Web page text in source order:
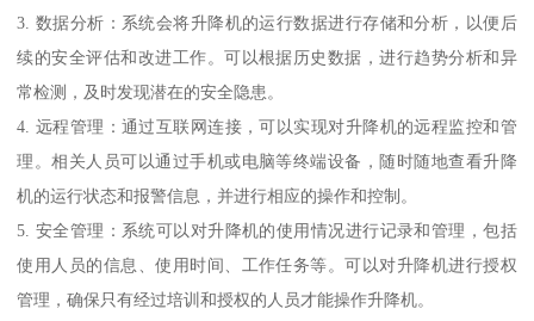
3. 数据分析：系统会将升降机的运行数据进行存储和分析，以便后
续的安全评估和改进工作。可以根据历史数据，进行趋势分析和异
常检测，及时发现潜在的安全隐患。
4. 远程管理：通过互联网连接，可以实现对升降机的远程监控和管
理。相关人员可以通过手机或电脑等终端设备，随时随地查看升降
机的运行状态和报警信息，并进行相应的操作和控制。
5. 安全管理：系统可以对升降机的使用情况进行记录和管理，包括
使用人员的信息、使用时间、工作任务等。可以对升降机进行授权
管理，确保只有经过培训和授权的人员才能操作升降机。